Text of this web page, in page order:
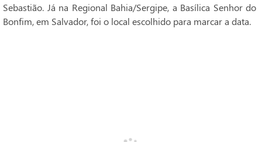
Sebastião. Já na Regional Bahia/Sergipe, a Basílica Senhor do
Bonfim, em Salvador, foi o local escolhido para marcar a data.